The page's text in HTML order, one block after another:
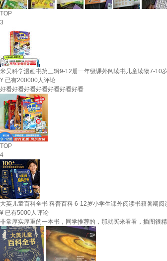
TOP
3
米吴科学漫画书第三辑9-12册一年级课外阅读书儿童读物7-10
¥ 已有200000人评论
好看好看好看好看好看好看好看
TOP
4
大英儿童百科全书 科普百科 6-12岁小学生课外阅读书籍暑期
¥ 已有5000人评论
非常厚实厚重的一本书，同学推荐的，那就买来看看，插图很